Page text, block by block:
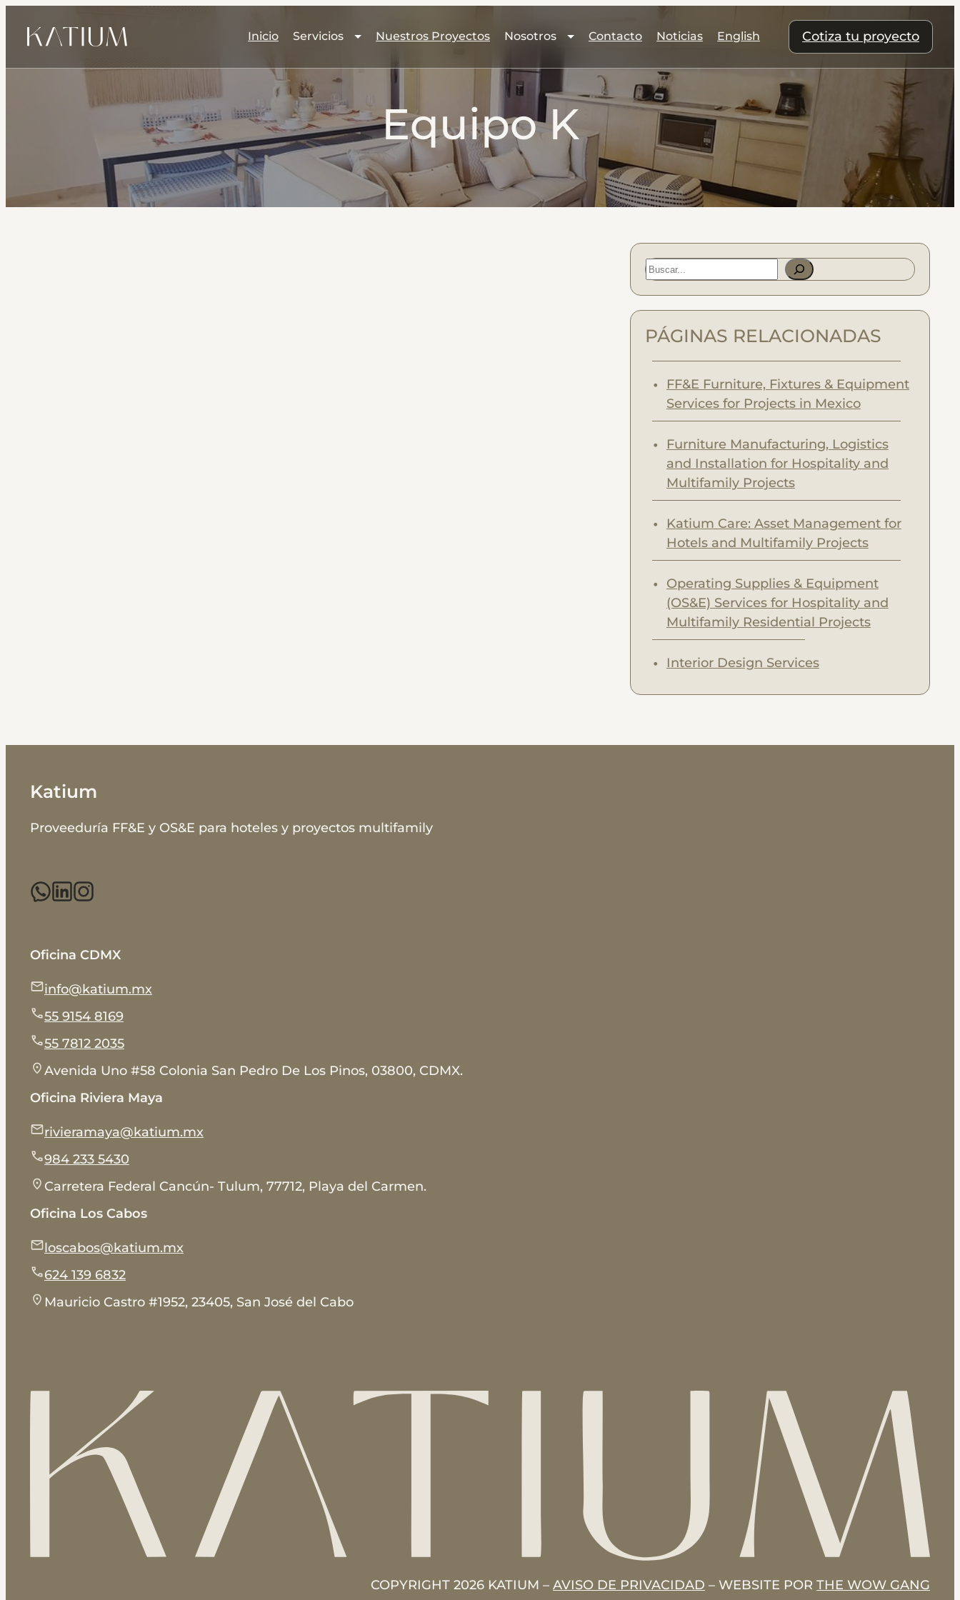
Inicio Servicios Nuestros Proyectos Nosotros Contacto Noticias English Cotiza tu proyecto
Equipo K
S
c
h
PÁGINAS RELACIONADAS
FF&E Furniture, Fixtures & Equipment
Services for Projects in Mexico
Furniture Manufacturing, Logistics
and Installation for Hospitality and
Multifamily Projects
Katium Care: Asset Management for
Hotels and Multifamily Projects
Operating Supplies & Equipment
(OS&E) Services for Hospitality and
Multifamily Residential Projects
Interior Design Services
Katium
Proveeduría FF&E y OS&E para hoteles y proyectos multifamily
Oficina CDMX
info@katium.mx
55 9154 8169
55 7812 2035
Avenida Uno #58 Colonia San Pedro De Los Pinos, 03800, CDMX.
Oficina Riviera Maya
rivieramaya@katium.mx
984 233 5430
Carretera Federal Cancún- Tulum, 77712, Playa del Carmen.
Oficina Los Cabos
loscabos@katium.mx
624 139 6832
Mauricio Castro #1952, 23405, San José del Cabo
COPYRIGHT 2026 KATIUM – AVISO DE PRIVACIDAD – WEBSITE POR THE WOW GANG